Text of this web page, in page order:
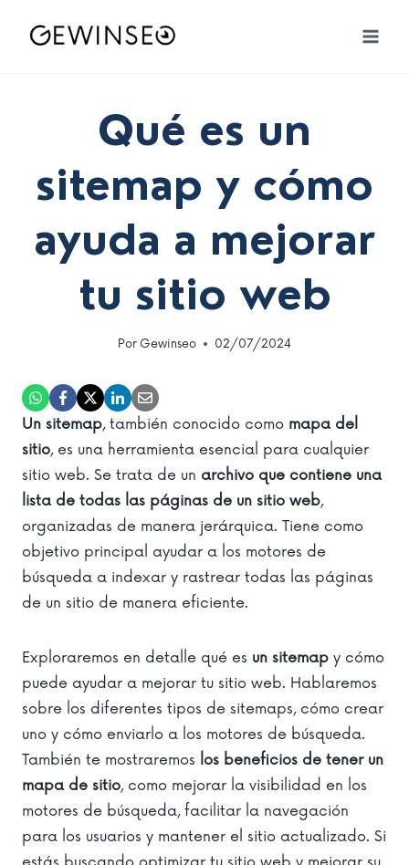
Qué es un
sitemap y cómo
ayuda a mejorar
tu sitio web
PorGewinseo 02/07/2024
Un sitemap, también conocido como mapa del
sitio, es una herramienta esencial para cualquier
sitio web. Se trata de un archivo que contiene una
lista de todas las páginas de un sitio web,
organizadas de manera jerárquica. Tiene como
objetivo principal ayudar a los motores de
búsqueda a indexar y rastrear todas las páginas
de un sitio de manera eficiente.
Exploraremos en detalle qué es un sitemap y cómo
puede ayudar a mejorar tu sitio web. Hablaremos
sobre los diferentes tipos de sitemaps, cómo crear
uno y cómo enviarlo a los motores de búsqueda.
También te mostraremos los beneficios de tener un
mapa de sitio, como mejorar la visibilidad en los
motores de búsqueda, facilitar la navegación
para los usuarios y mantener el sitio actualizado. Si